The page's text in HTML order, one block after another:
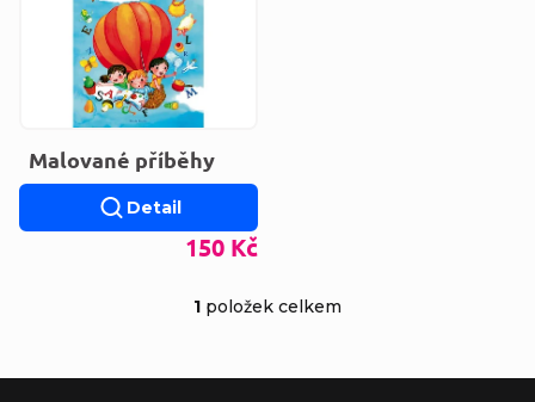
Malované příběhy
150 Kč
Detail
1 položek celkem